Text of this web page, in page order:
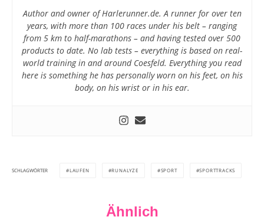
Author and owner of Harlerunner.de. A runner for over ten
years, with more than 100 races under his belt – ranging
from 5 km to half-marathons – and having tested over 500
products to date. No lab tests – everything is based on real-
world training in and around Coesfeld. Everything you read
here is something he has personally worn on his feet, on his
body, on his wrist or in his ear.
SCHLAGWÖRTER LAUFEN RUNALYZE SPORT SPORTTRACKS
Ähnlich